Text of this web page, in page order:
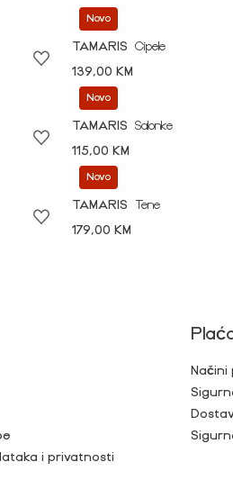
Novo
TAMARIS
Cipele
139,00 KM
Novo
TAMARIS
Salonke
115,00 KM
Novo
TAMARIS
Tene
179,00 KM
i privatnosti
Načini